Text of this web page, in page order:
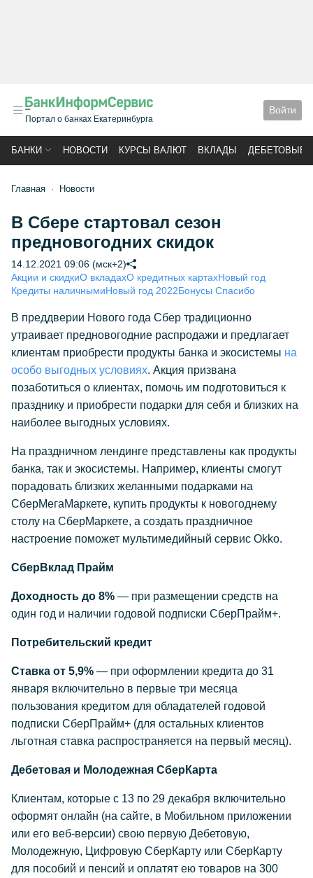
Портал о банках Екатеринбурга
Войти
БАНКИ НОВОСТИ КУРСЫ ВАЛЮТ ВКЛАДЫ ДЕБЕТОВЫЕ
Главная Новости
В Сбере стартовал сезон
предновогодних скидок
14.12.2021 09:06 (мск+2)
Акции и скидкиО вкладахО кредитных картахНовый год
Кредиты наличнымиНовый год 2022Бонусы Спасибо
В преддверии Нового года Сбер традиционно
утраивает предновогодние распродажи и предлагает
клиентам приобрести продукты банка и экосистемы на
особо выгодных условиях. Акция призвана
позаботиться о клиентах, помочь им подготовиться к
празднику и приобрести подарки для себя и близких на
наиболее выгодных условиях.
На праздничном лендинге представлены как продукты
банка, так и экосистемы. Например, клиенты смогут
порадовать близких желанными подарками на
СберМегаМаркете, купить продукты к новогоднему
столу на СберМаркете, а создать праздничное
настроение поможет мультимедийный сервис Okko.
СберВклад Прайм
Доходность до 8% — при размещении средств на
один год и наличии годовой подписки СберПрайм+.
Потребительский кредит
Ставка от 5,9% — при оформлении кредита до 31
января включительно в первые три месяца
пользования кредитом для обладателей годовой
подписки СберПрайм+ (для остальных клиентов
льготная ставка распространяется на первый месяц).
Дебетовая и Молодежная СберКарта
Клиентам, которые с 13 по 29 декабря включительно
оформят онлайн (на сайте, в Мобильном приложении
или его веб-версии) свою первую Дебетовую,
Молодежную, Цифровую СберКарту или СберКарту
для пособий и пенсий и оплатят ею товаров на 300